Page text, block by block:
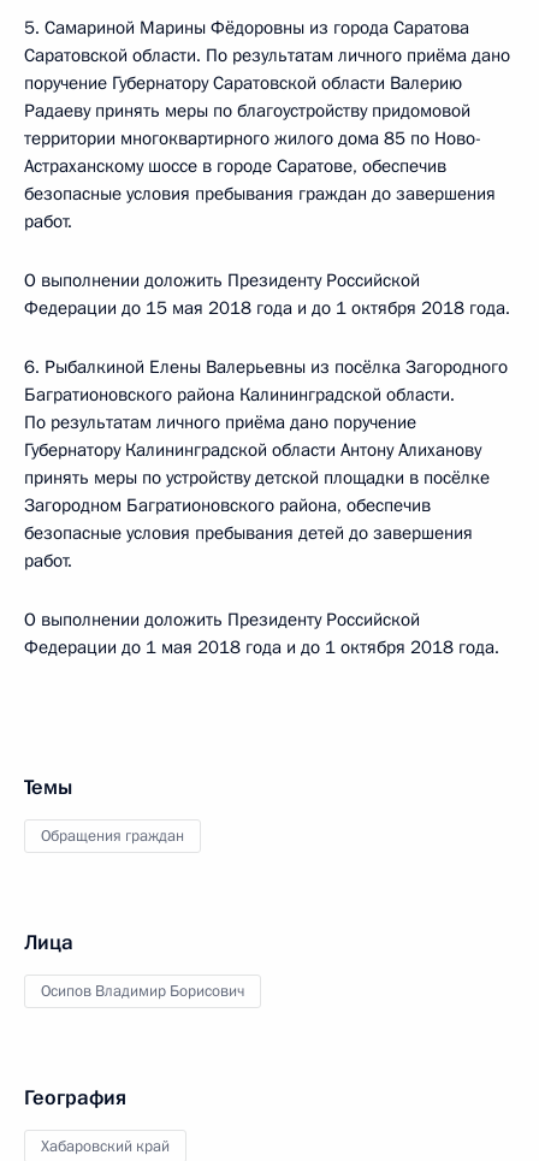
5. Самариной Марины Фёдоровны из города Саратова
Саратовской области. По результатам личного приёма дано
поручение Губернатору Саратовской области Валерию
Радаеву принять меры по благоустройству придомовой
территории многоквартирного жилого дома 85 по Ново-
Астраханскому шоссе в городе Саратове, обеспечив
безопасные условия пребывания граждан до завершения
работ.
О выполнении доложить Президенту Российской
Федерации до 15 мая 2018 года и до 1 октября 2018 года.
6. Рыбалкиной Елены Валерьевны из посёлка Загородного
Багратионовского района Калининградской области.
По результатам личного приёма дано поручение
Губернатору Калининградской области Антону Алиханову
принять меры по устройству детской площадки в посёлке
Загородном Багратионовского района, обеспечив
безопасные условия пребывания детей до завершения
работ.
О выполнении доложить Президенту Российской
Федерации до 1 мая 2018 года и до 1 октября 2018 года.
Темы
Обращения граждан
Лица
Осипов Владимир Борисович
География
Хабаровский край